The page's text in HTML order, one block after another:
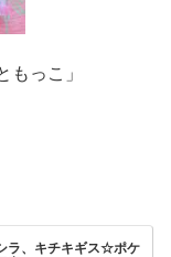
もっこ」
ラ、キチキギス☆ポケ